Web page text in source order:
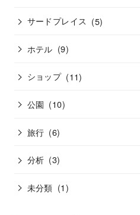
サードプレイス (5)
ホテル (9)
ショップ (11)
公園 (10)
旅行 (6)
分析 (3)
未分類 (1)